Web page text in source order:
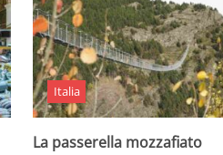
Italia
La passerella mozzafiato